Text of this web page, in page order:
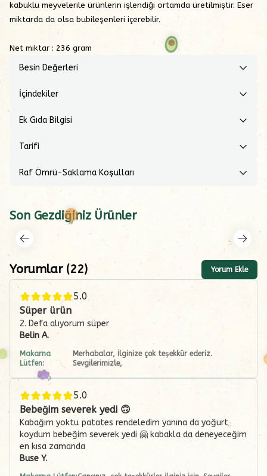
kabuklu meyvelerile ürünlerin işlendiği ortamda üretilmiştir. Eser
miktarda da olsa bubileşenleri içerebilir.
Net miktar : 236 gram
Besin Değerleri
İçindekiler
Ek Gıda Bilgisi
Tarifi
Raf Ömrü-Saklama Koşulları
Son Gezdiğiniz Ürünler
Yorumlar(22) Yorum Ekle
5.0
Süper ürün
2. Defa alıyorum süper
Belin A.
Makarna
Lütfen:
Merhabalar, İlginize çok teşekkür ederiz.
Sevgilerimizle,
5.0
Bebeğim severek yedi 🙃
Kabağım yoktu patates rendeledim yanına da yoğurt
koydum bebeğim severek yedi 🤗 kabakla da deneyeceğim
en kısa zamanda
Buse Y.